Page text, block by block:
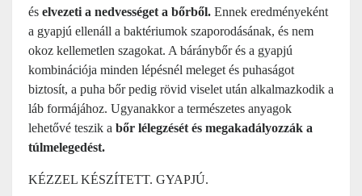
és elvezeti a nedvességet a bőrből. Ennek eredményeként
a gyapjú ellenáll a baktériumok szaporodásának, és nem
okoz kellemetlen szagokat. A báránybőr és a gyapjú
kombinációja minden lépésnél meleget és puhaságot
biztosít, a puha bőr pedig rövid viselet után alkalmazkodik a
láb formájához. Ugyanakkor a természetes anyagok
lehetővé teszik a bőr lélegzését és megakadályozzák a
túlmelegedést.
KÉZZEL KÉSZÍTETT. GYAPJÚ.